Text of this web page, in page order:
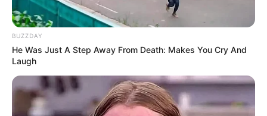
BUZZDAY
He Was Just A Step Away From Death: Makes You Cry And
Laugh